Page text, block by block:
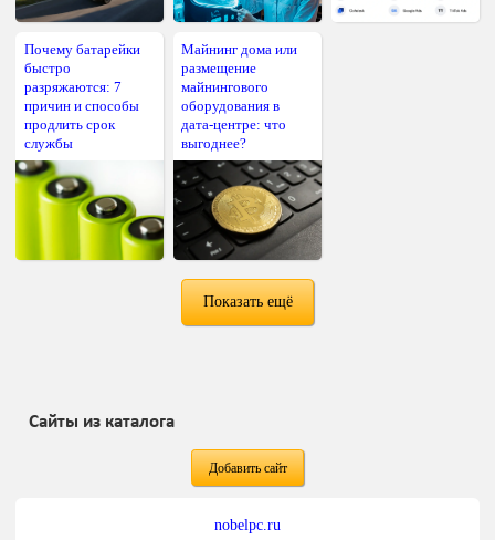
Почему батарейки
быстро
разряжаются: 7
причин и способы
продлить срок
службы
Майнинг дома или
размещение
майнингового
оборудования в
дата-центре: что
выгоднее?
Показать ещё
Сайты из каталога
Добавить сайт
nobelpc.ru